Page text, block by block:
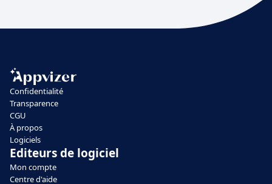
Confidentialité
Transparence
CGU
À propos
Logiciels
Editeurs de logiciel
Mon compte
Centre d'aide